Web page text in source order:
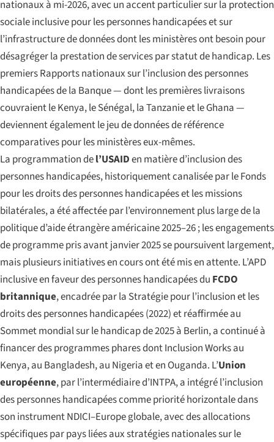
nationaux à mi-2026, avec un accent particulier sur la protection
sociale inclusive pour les personnes handicapées et sur
l’infrastructure de données dont les ministères ont besoin pour
désagréger la prestation de services par statut de handicap. Les
premiers Rapports nationaux sur l’inclusion des personnes
handicapées de la Banque — dont les premières livraisons
couvraient le Kenya, le Sénégal, la Tanzanie et le Ghana —
deviennent également le jeu de données de référence
comparatives pour les ministères eux-mêmes.
La programmation del’USAIDen matière d’inclusion des
personnes handicapées, historiquement canalisée par le Fonds
pour les droits des personnes handicapées et les missions
bilatérales, a été affectée par l’environnement plus large de la
politique d’aide étrangère américaine 2025–26 ; les engagements
de programme pris avant janvier 2025 se poursuivent largement,
mais plusieurs initiatives en cours ont été mis en attente. L’APD
inclusive en faveur des personnes handicapées du FCDO
britannique, encadrée par la Stratégie pour l’inclusion et les
droits des personnes handicapées (2022) et réaffirmée au
Sommet mondial sur le handicap de 2025 à Berlin, a continué à
financer des programmes phares dont Inclusion Works au
Kenya, au Bangladesh, au Nigeria et en Ouganda. L’Union
européenne, par l’intermédiaire d’INTPA, a intégré l’inclusion
des personnes handicapées comme priorité horizontale dans
son instrument NDICI–Europe globale, avec des allocations
spécifiques par pays liées aux stratégies nationales sur le